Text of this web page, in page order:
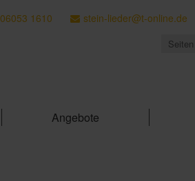
06053 1610 stein-lieder@t-online.de
Angebote